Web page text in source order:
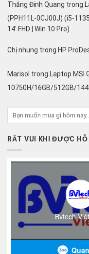
Thắng Đinh Quang trong
(PPH11L-0CJ00J) (i5-
14′ FHD | Win 10 Pro)
Chị nhung trong HP
Marisol trong Laptop MSI
10750H/16GB/512GB/
RẤT VUI KHI ĐƯỢC